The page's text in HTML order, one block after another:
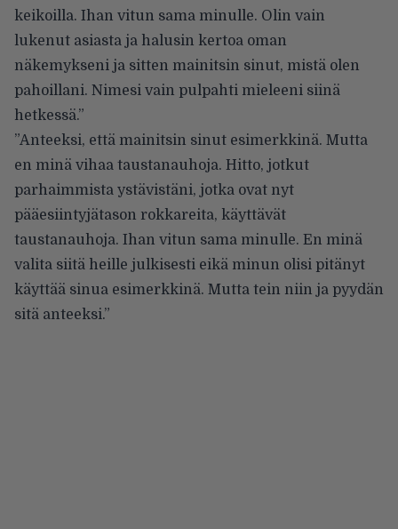
keikoilla. Ihan vitun sama minulle. Olin vain
lukenut asiasta ja halusin kertoa oman
näkemykseni ja sitten mainitsin sinut, mistä olen
pahoillani. Nimesi vain pulpahti mieleeni siinä
hetkessä.”
”Anteeksi, että mainitsin sinut esimerkkinä. Mutta
en minä vihaa taustanauhoja. Hitto, jotkut
parhaimmista ystävistäni, jotka ovat nyt
pääesiintyjätason rokkareita, käyttävät
taustanauhoja. Ihan vitun sama minulle. En minä
valita siitä heille julkisesti eikä minun olisi pitänyt
käyttää sinua esimerkkinä. Mutta tein niin ja pyydän
sitä anteeksi.”